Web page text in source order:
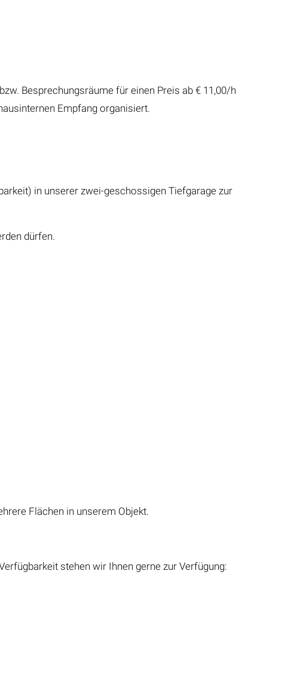
Besprechungsräume für einen Preis ab € 11,00/h
Empfang organisiert.
in unserer zwei-geschossigen Tiefgarage zur
dürfen.
Flächen in unserem Objekt.
stehen wir Ihnen gerne zur Verfügung: